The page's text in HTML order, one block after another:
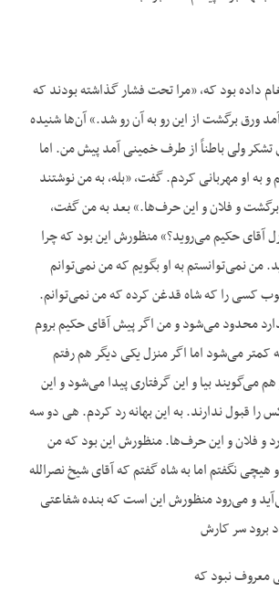
داده بود که، «مرا تحت فشار گذاشته بودند که
ورق برگشت از این رو به آن رو شد.» آن‌ها شنیده
تشکر ولی باطناً از طرف خمینی آمد پیش من. اما
به او مهربانی کردم. گفت، «بله، به من نوشتند
و فلان و این حرف‌ها.» بعد به من گفت،
آقای حکیم می‌روید؟» منظورش این بود که چرا
من نمی‌توانستم به او بگویم که من نمی‌توانم
کسی را که شاه قدغن کرده که من نمی‌توانم.
محدود می‌شود و من اگر پیش آقای حکیم بروم
می‌شود اما اگر منزل یکی دیگر هم رفتم
می‌گویند بیا و این گرفتاری پیدا می‌شود و این
را قبول ندارند. به این بهانه رد کردم. هی دو سه
و فلان و این حرف‌ها. منظورش این بود که من
نگفتم اما به شاه گفتم که آقای شیخ نصرالله
و می‌رود منظورش این است که بنده شفاعتی
برود سر کارش
نبود که